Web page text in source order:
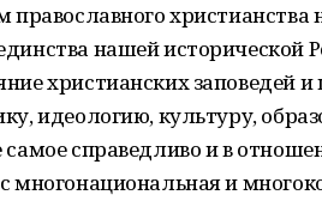
православного
нашей исторической
христианских заповедей
идеологию, культуру,
справедливо и в
многонациональная и